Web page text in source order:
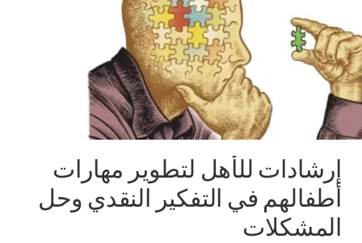
إرشادات للأهل لتطوير مهارات
أطفالهم في التفكير النقدي وحل
المشكلات